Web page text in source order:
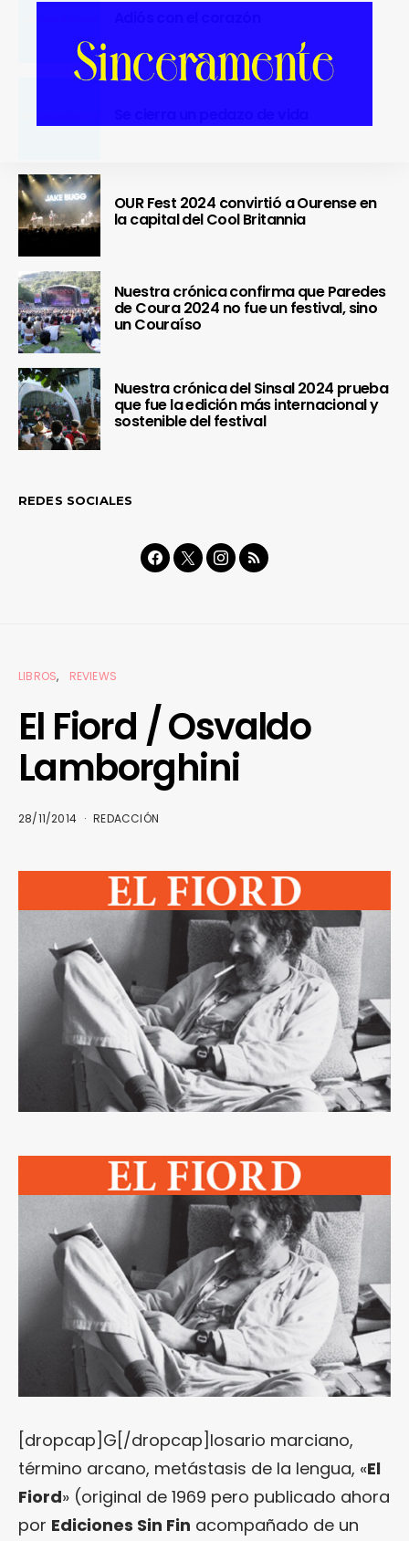
OUR Fest 2024 convirtió a Ourense en
la capital del Cool Britannia
Nuestra crónica confirma que Paredes
de Coura 2024 no fue un festival, sino
un Couraíso
Nuestra crónica del Sinsal 2024 prueba
que fue la edición más internacional y
sostenible del festival
REDES SOCIALES
LIBROS REVIEWS
El Fiord / Osvaldo
Lamborghini
28/11/2014 REDACCIÓN
[dropcap]G[/dropcap]losario marciano,
término arcano, metástasis de la lengua, «El
Fiord» (original de 1969 pero publicado ahora
por Ediciones Sin Fin acompañado de un